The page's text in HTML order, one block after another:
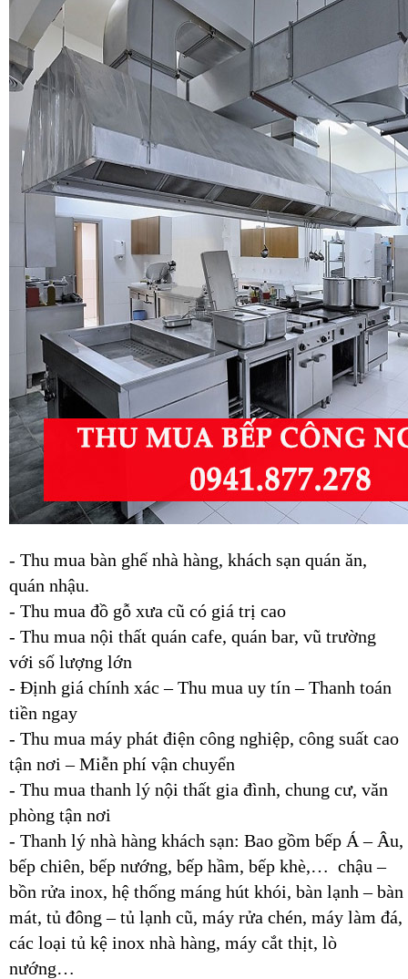
- Thu mua bàn ghế nhà hàng, khách sạn quán ăn,
quán nhậu.
- Thu mua đồ gỗ xưa cũ có giá trị cao
- Thu mua nội thất quán cafe, quán bar, vũ trường
với số lượng lớn
- Định giá chính xác – Thu mua uy tín – Thanh toán
tiền ngay
- Thu mua máy phát điện công nghiệp, công suất cao
tận nơi – Miễn phí vận chuyển
- Thu mua thanh lý nội thất gia đình, chung cư, văn
phòng tận nơi
- Thanh lý nhà hàng khách sạn: Bao gồm bếp Á – Âu,
bếp chiên, bếp nướng, bếp hầm, bếp khè,… chậu –
bồn rửa inox, hệ thống máng hút khói, bàn lạnh – bàn
mát, tủ đông – tủ lạnh cũ, máy rửa chén, máy làm đá,
các loại tủ kệ inox nhà hàng, máy cắt thịt, lò
nướng…